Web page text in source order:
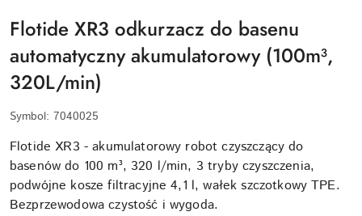
Flotide XR3 odkurzacz do basenu
automatyczny akumulatorowy (100m³,
320L/min)
Symbol: 7040025
Flotide XR3 - akumulatorowy robot czyszczący do
basenów do 100 m³, 320 l/min, 3 tryby czyszczenia,
podwójne kosze filtracyjne 4,1 l, wałek szczotkowy TPE.
Bezprzewodowa czystość i wygoda.